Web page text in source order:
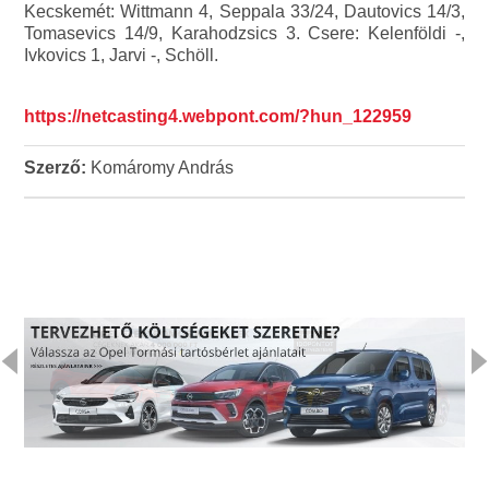
Kecskemét: Wittmann 4, Seppala 33/24, Dautovics 14/3,
Tomasevics 14/9, Karahodzsics 3. Csere: Kelenföldi -,
Ivkovics 1, Jarvi -, Schöll.
https://netcasting4.webpont.com/?hun_122959
Szerző: Komáromy András